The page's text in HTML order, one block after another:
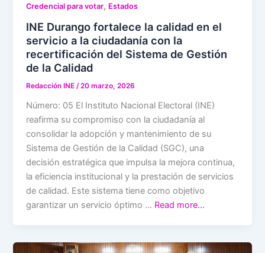
Credencial para votar, Estados
INE Durango fortalece la calidad en el
servicio a la ciudadanía con la
recertificación del Sistema de Gestión
de la Calidad
Redacción INE/20 marzo, 2026
Número: 05 El Instituto Nacional Electoral (INE)
reafirma su compromiso con la ciudadanía al
consolidar la adopción y mantenimiento de su
Sistema de Gestión de la Calidad (SGC), una
decisión estratégica que impulsa la mejora continua,
la eficiencia institucional y la prestación de servicios
de calidad. Este sistema tiene como objetivo
garantizar un servicio óptimo … Read more…